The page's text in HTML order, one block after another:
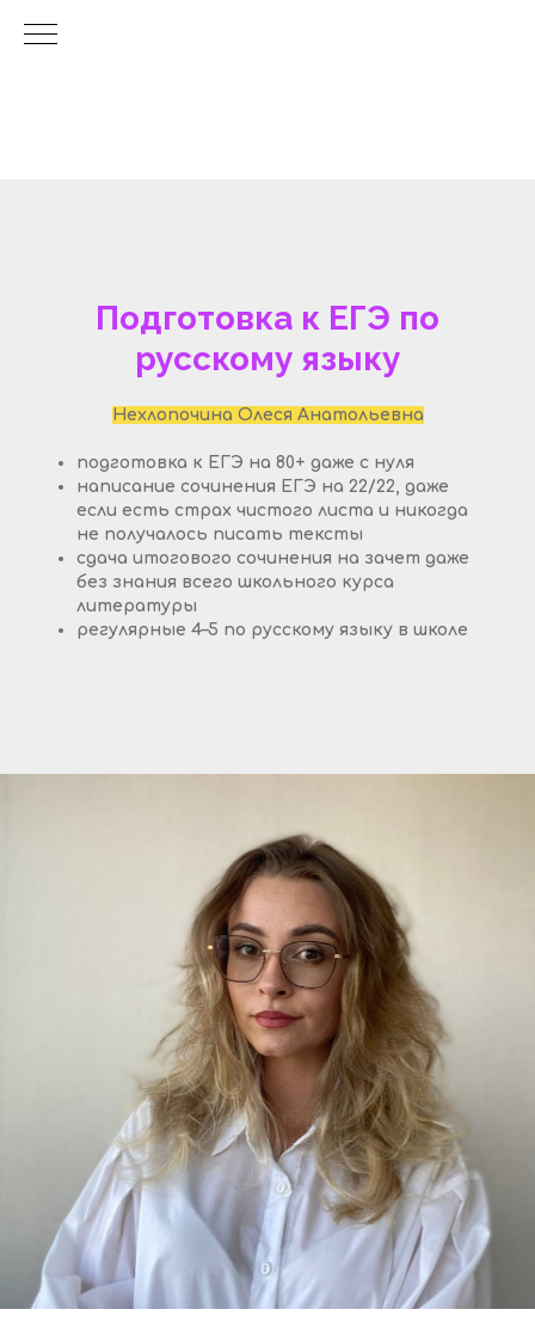
Подготовка к ЕГЭ по
русскому языку
Нехлопочина Олеся Анатольевна
подготовка к ЕГЭ на 80+ даже с нуля
написание сочинения ЕГЭ на 22/22, даже
если есть страх чистого листа и никогда
не получалось писать тексты
сдача итогового сочинения на зачет даже
без знания всего школьного курса
литературы
регулярные 4–5 по русскому языку в школе